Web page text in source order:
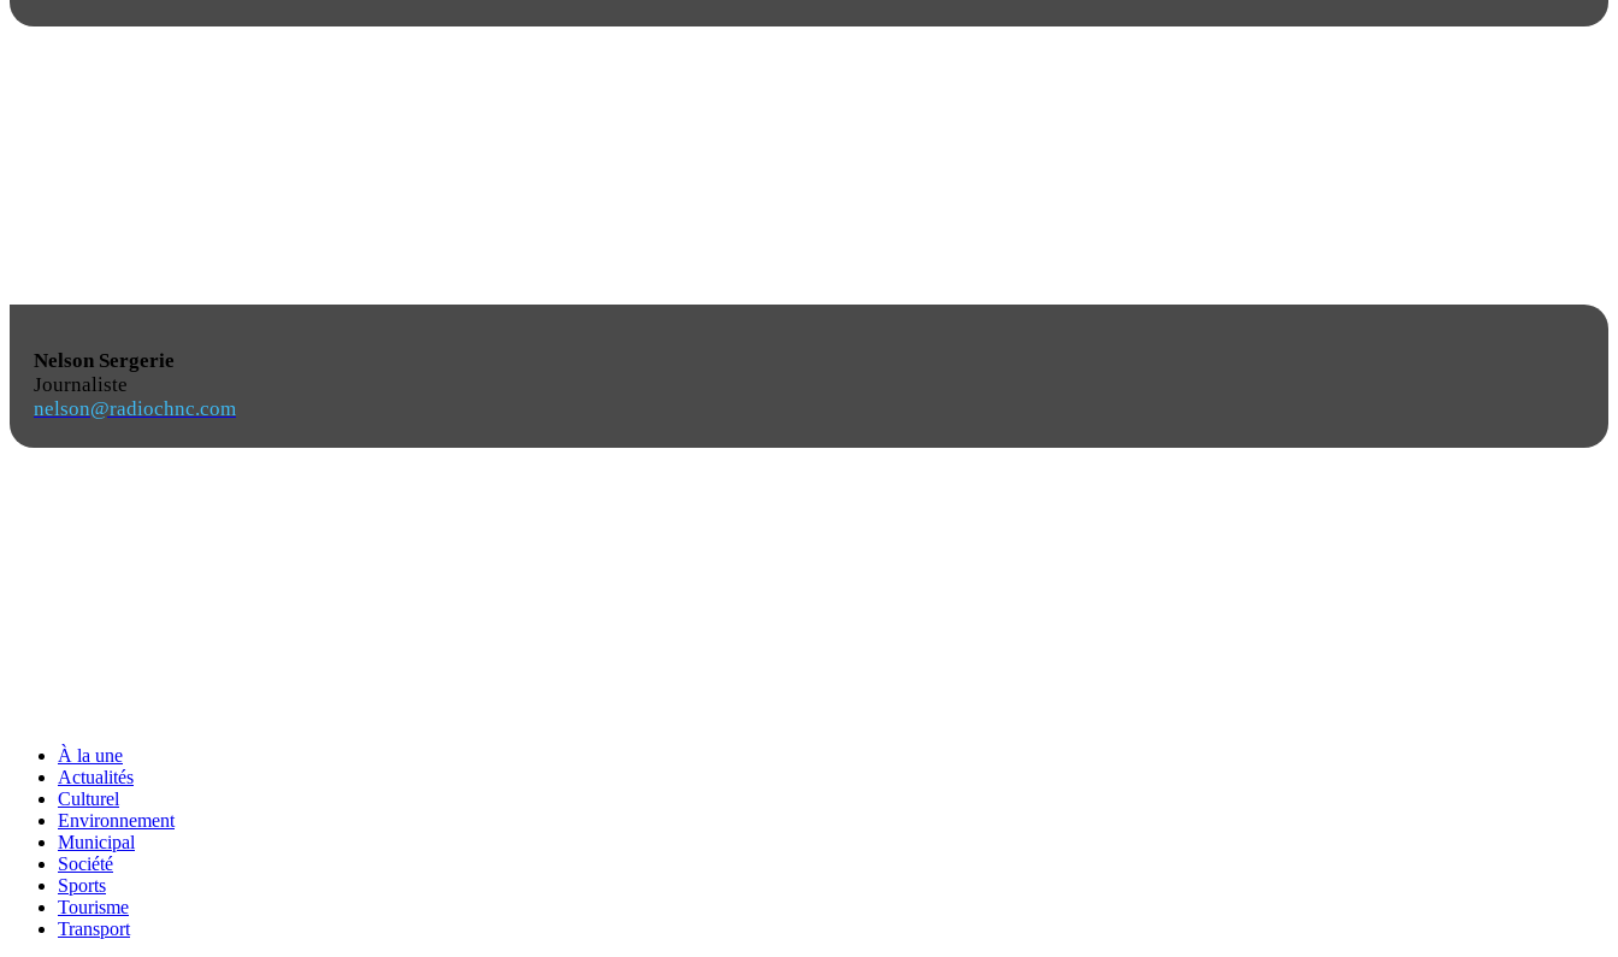
Nelson Sergerie
Journaliste
nelson@radiochnc.com
À la une
Actualités
Culturel
Environnement
Municipal
Société
Sports
Tourisme
Transport